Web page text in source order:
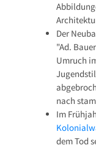
Der
"Ad.
Umruch
nach
Im
dem Tod